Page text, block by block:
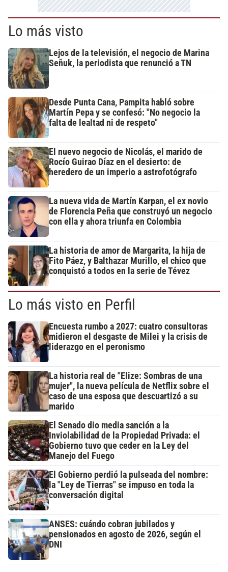
Lo más visto
Lejos de la televisión, el negocio de Marina
Señuk, la periodista que renunció a TN
Desde Punta Cana, Pampita habló sobre
Martín Pepa y se confesó: "No negocio la
falta de lealtad ni de respeto"
El nuevo negocio de Nicolás, el marido de
Rocío Guirao Díaz en el desierto: de
heredero de un imperio a astrofotógrafo
La nueva vida de Martín Karpan, el ex novio
de Florencia Peña que construyó un negocio
con ella y ahora triunfa en Colombia
La historia de amor de Margarita, la hija de
Fito Páez, y Balthazar Murillo, el chico que
conquistó a todos en la serie de Tévez
Lo más visto en Perfil
Encuesta rumbo a 2027: cuatro consultoras
midieron el desgaste de Milei y la crisis de
liderazgo en el peronismo
La historia real de "Elize: Sombras de una
mujer", la nueva película de Netflix sobre el
caso de una esposa que descuartizó a su
marido
El Senado dio media sanción a la
Inviolabilidad de la Propiedad Privada: el
Gobierno tuvo que ceder en la Ley del
Manejo del Fuego
El Gobierno perdió la pulseada del nombre:
la "Ley de Tierras" se impuso en toda la
conversación digital
ANSES: cuándo cobran jubilados y
pensionados en agosto de 2026, según el
DNI